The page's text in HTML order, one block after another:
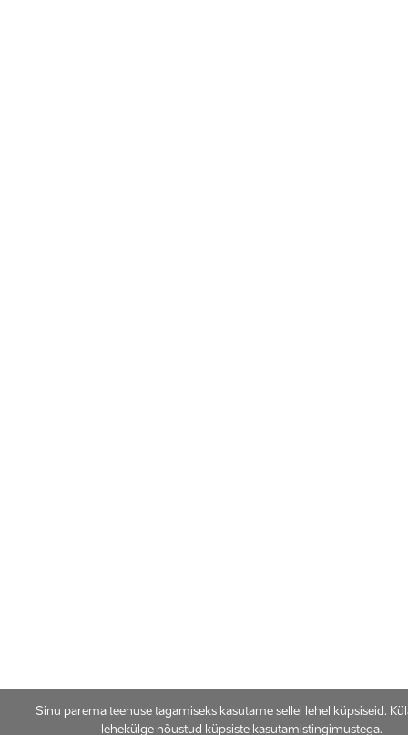
Sinu parema teenuse tagamiseks kasutame sellel lehel küpsiseid.
lehekülge nõustud küpsiste kasutamistingimustega.